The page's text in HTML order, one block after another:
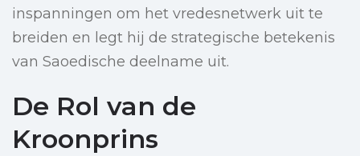
inspanningen om het vredesnetwerk uit te
breiden en legt hij de strategische betekenis
van Saoedische deelname uit.
De Rol van de
Kroonprins